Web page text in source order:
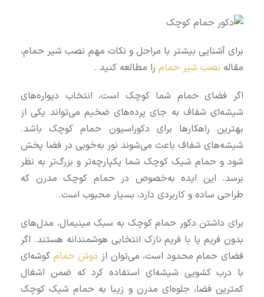
برای آشنایی بیشتر با مراحل و نکات مهم نصب شیر حمام،
مقاله نصب شیر حمام را مطالعه کنید .
اگر فضای حمام شما کوچک است، انتخاب دیواره‌های
شیشه‌ای شفاف به جای پرده‌های ضخیم می‌تواند یکی از
بهترین راهکارها برای دکوراسیون حمام کوچک باشد.
شیشه‌های شفاف باعث می‌شوند نور به‌خوبی در فضا پخش
شود و حمام شیک کوچک شما یکپارچه‌تر و بزرگ‌تر به نظر
برسد. این ایده به‌خصوص در حمام کوچک مدرن که
طراحی ساده و کاربردی دارد، بسیار محبوب است.
برای داشتن دکور حمام کوچک به سبک مینیمال، مدل‌های
بدون فریم یا با فریم نازک انتخابی هوشمندانه هستند. اگر
فضای حمام محدود است، می‌توان از دوش حمام گوشه‌ای
با درب کشویی شیشه‌ای استفاده کرد که ضمن اشغال
کمترین فضا، جلوه‌ای مدرن و زیبا به حمام شیک کوچک